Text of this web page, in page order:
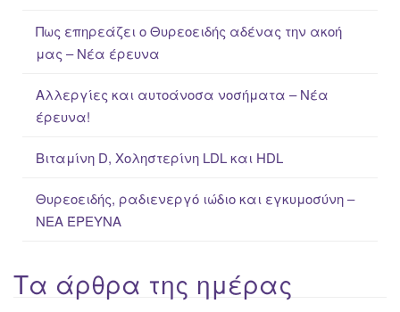
Πως επηρεάζει ο Θυρεοειδής αδένας την ακοή
μας – Νέα έρευνα
Αλλεργίες και αυτοάνοσα νοσήματα – Νέα
έρευνα!
Βιταμίνη D, Χοληστερίνη LDL και HDL
Θυρεοειδής, ραδιενεργό ιώδιο και εγκυμοσύνη –
ΝΕΑ ΈΡΕΥΝΑ
Τα άρθρα της ημέρας